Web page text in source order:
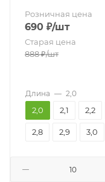
Розничная цена
690 ₽/шт
Старая цена
888₽/шт
Длина — 2,0
2,0 2,1 2,2
2,8 2,9 3,0